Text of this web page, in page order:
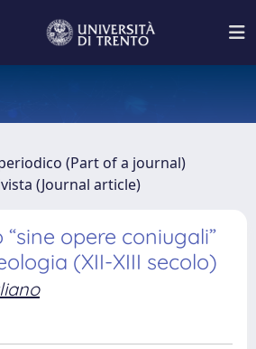
(Part of a journal)
(Journal article)
opere coniugali”
(XII-XIII secolo)